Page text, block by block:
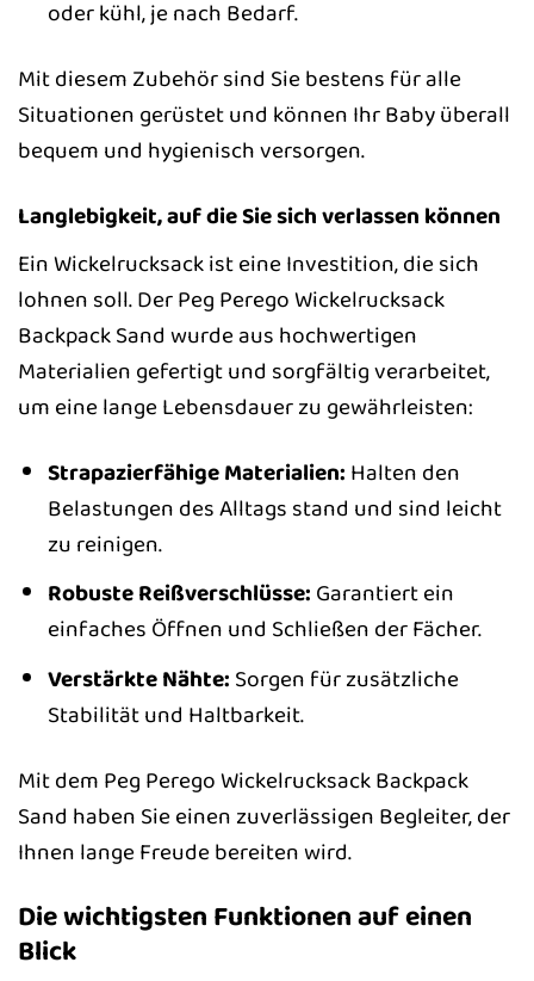
oder kühl, je nach Bedarf.
Mit diesem Zubehör sind Sie bestens für alle
Situationen gerüstet und können Ihr Baby überall
bequem und hygienisch versorgen.
Langlebigkeit, auf die Sie sich verlassen können
Ein Wickelrucksack ist eine Investition, die sich
lohnen soll. Der Peg Perego Wickelrucksack
Backpack Sand wurde aus hochwertigen
Materialien gefertigt und sorgfältig verarbeitet,
um eine lange Lebensdauer zu gewährleisten:
Strapazierfähige Materialien: Halten den
Belastungen des Alltags stand und sind leicht
zu reinigen.
Robuste Reißverschlüsse: Garantiert ein
einfaches Öffnen und Schließen der Fächer.
Verstärkte Nähte: Sorgen für zusätzliche
Stabilität und Haltbarkeit.
Mit dem Peg Perego Wickelrucksack Backpack
Sand haben Sie einen zuverlässigen Begleiter, der
Ihnen lange Freude bereiten wird.
Die wichtigsten Funktionen auf einen
Blick